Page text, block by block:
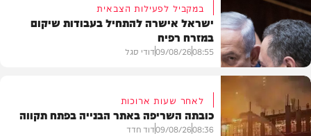
חרדים
חדשות
במקביל לפעילות הצבאית
ישראל אישרה להתחיל בעבודות שיקום
במזרח רפיח
08:55
09/08/26דודי סגל
לאחר שעות ארוכות
כובתה השריפה באתר הבנייה בפתח תקווה
08:36
09/08/26דוד חדד